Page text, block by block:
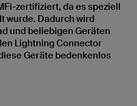
zertifiziert, da es speziell
wurde. Dadurch wird
und beliebigen Geräten
Lightning Connector
Geräte bedenkenlos